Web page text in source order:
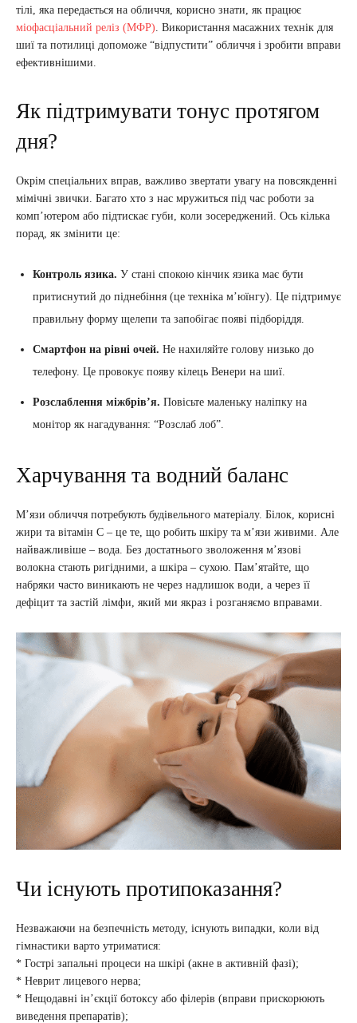
тілі, яка передається на обличчя, корисно знати, як працює
міофасціальний реліз (МФР) . Використання масажних технік для
шиї та потилиці допоможе “відпустити” обличчя і зробити вправи
ефективнішими.
Як підтримувати тонус протягом
дня?
Окрім спеціальних вправ, важливо звертати увагу на повсякденні
мімічні звички. Багато хто з нас мружиться під час роботи за
комп’ютером або підтискає губи, коли зосереджений. Ось кілька
порад, як змінити це:
Контроль язика. У стані спокою кінчик язика має бути
притиснутий до піднебіння (це техніка м’юїнгу). Це підтримує
правильну форму щелепи та запобігає появі підборіддя.
Смартфон на рівні очей. Не нахиляйте голову низько до
телефону. Це провокує появу кілець Венери на шиї.
Розслаблення міжбрів’я. Повісьте маленьку наліпку на
монітор як нагадування: “Розслаб лоб”.
Харчування та водний баланс
М’язи обличчя потребують будівельного матеріалу. Білок, корисні
жири та вітамін С – це те, що робить шкіру та м’язи живими. Але
найважливіше – вода. Без достатнього зволоження м’язові
волокна стають ригідними, а шкіра – сухою. Пам’ятайте, що
набряки часто виникають не через надлишок води, а через її
дефіцит та застій лімфи, який ми якраз і розганяємо вправами.
Чи існують протипоказання?
Незважаючи на безпечність методу, існують випадки, коли від
гімнастики варто утриматися:
* Гострі запальні процеси на шкірі (акне в активній фазі);
* Неврит лицевого нерва;
* Нещодавні ін’єкції ботоксу або філерів (вправи прискорюють
виведення препаратів);